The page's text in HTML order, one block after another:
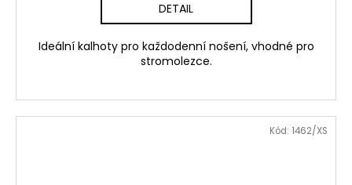
DETAIL
Ideální kalhoty pro každodenní nošení, vhodné pro
stromolezce.
Kód: 1462/XS